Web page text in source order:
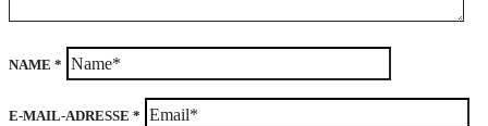
NAME *
E-MAIL-ADRESSE *